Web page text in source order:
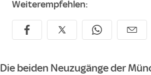
Weiterempfehlen:
Die beiden Neuzugänge der